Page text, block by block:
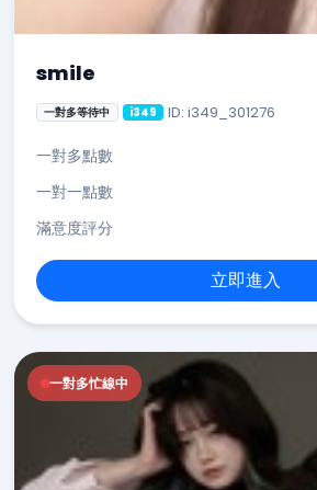
smile
一對多等待中 i349 ID: i349_301276
一對多點數
一對一點數
滿意度評分
立即進入
一對多忙線中